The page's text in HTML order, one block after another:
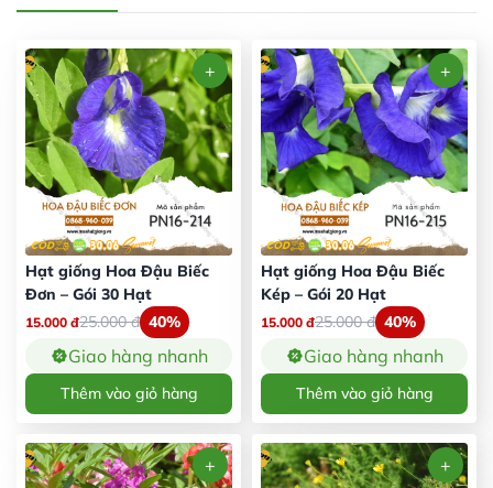
Hạt giống Hoa Đậu Biếc
Đơn – Gói 30 Hạt
15.000 đ25.000đ 40%
Giao hàng nhanh
Thêm vào giỏ hàng
Hạt giống Hoa Đậu Biếc
Kép – Gói 20 Hạt
15.000 đ25.000đ 40%
Giao hàng nhanh
Thêm vào giỏ hàng